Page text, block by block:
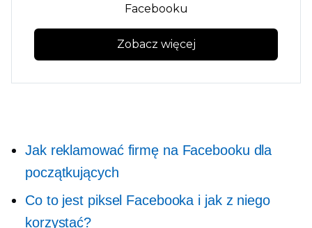
Facebooku
Zobacz więcej
Jak reklamować firmę na Facebooku dla
początkujących
Co to jest piksel Facebooka i jak z niego
korzystać?